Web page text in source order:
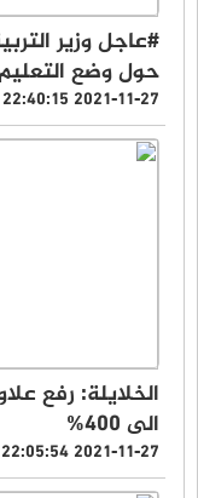
#عاجل وزير
حول وضع
2021-11-27 22:40:15
الخلايلة: رفع
الى 400%
2021-11-27 22:05:54